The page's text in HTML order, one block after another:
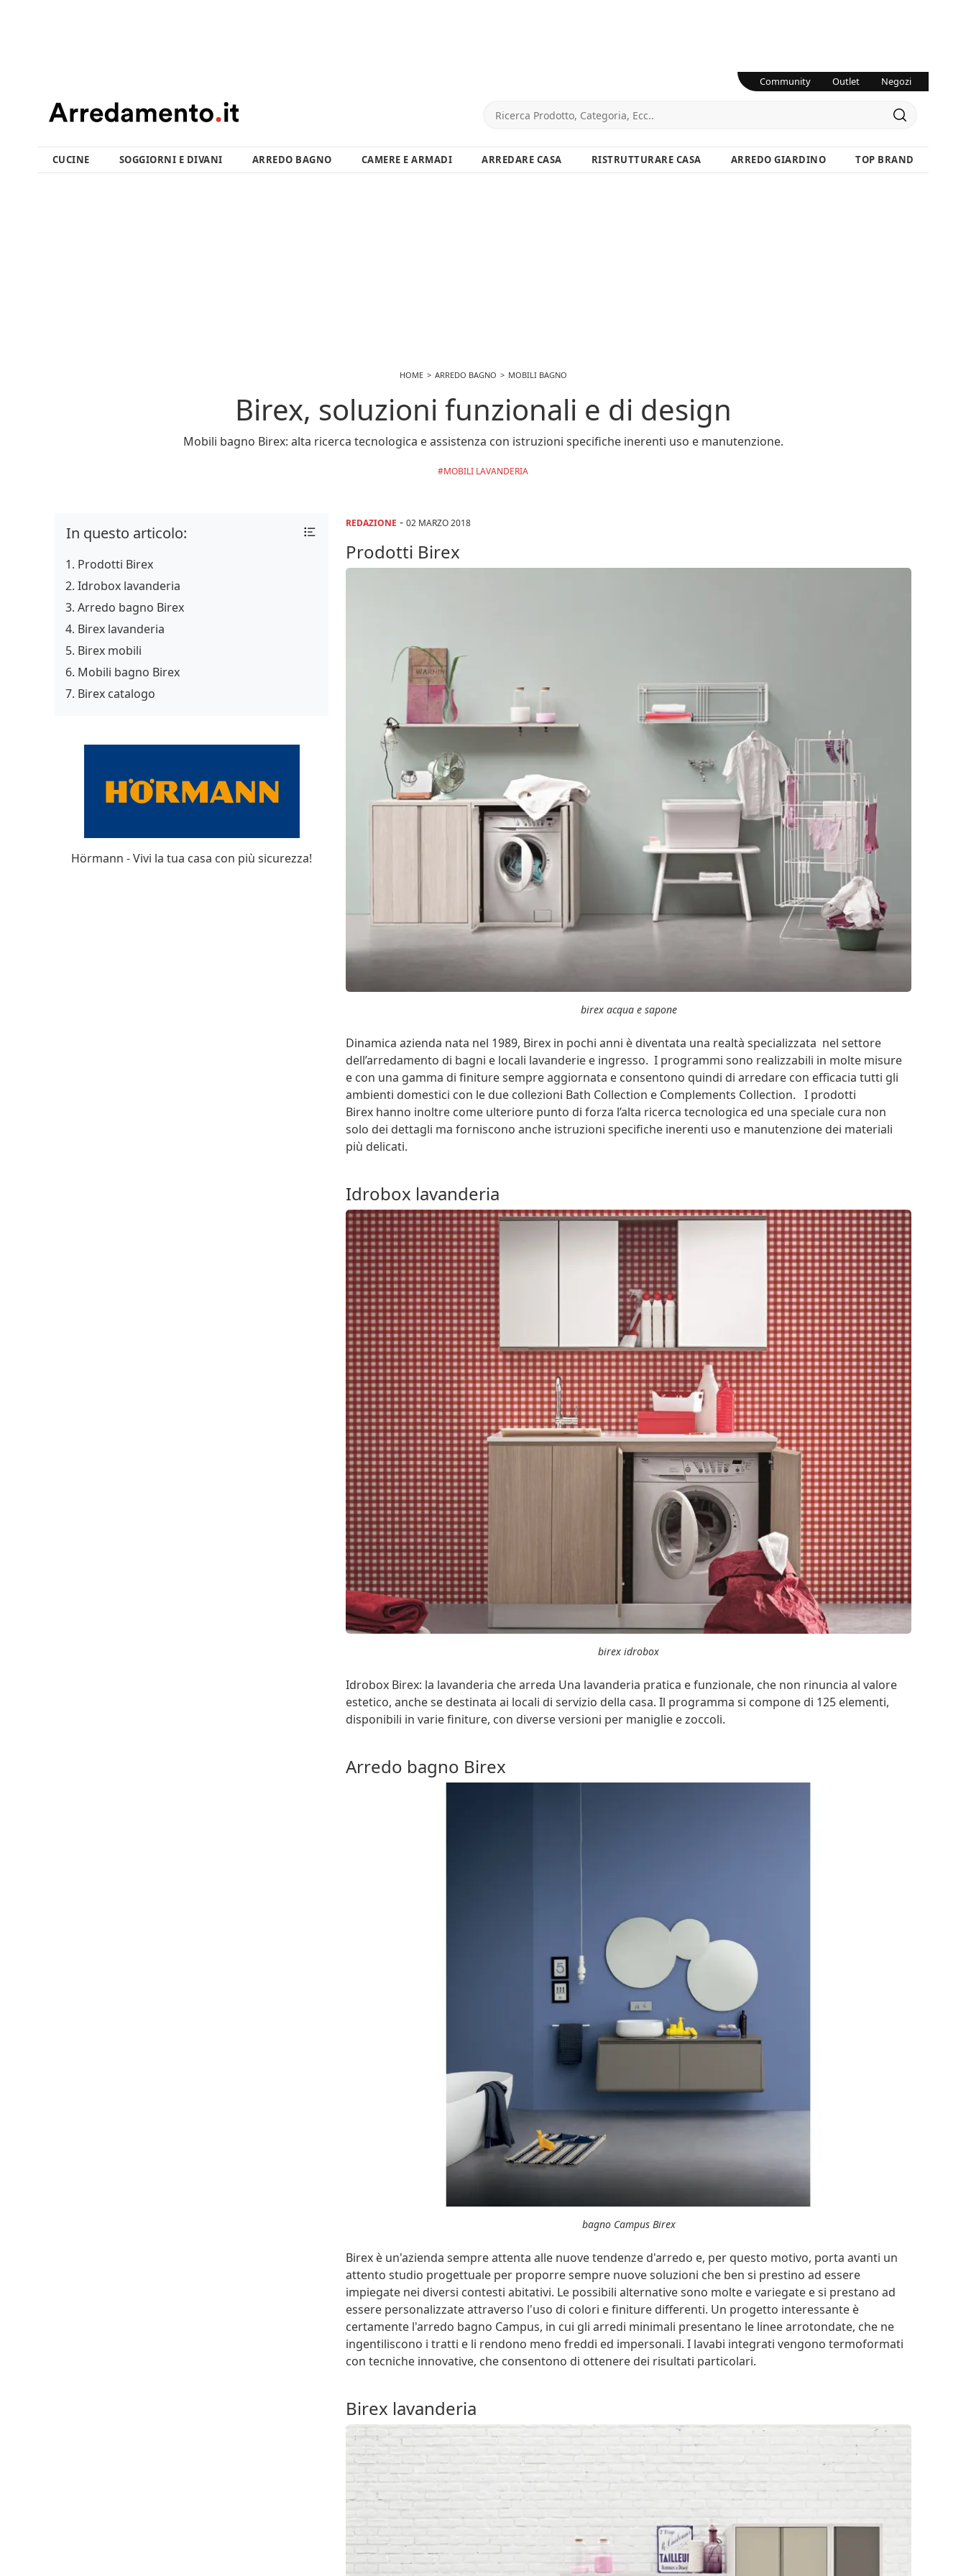
Community Outlet Negozi
CUCINE SOGGIORNI E DIVANI ARREDO BAGNO CAMERE E ARMADI ARREDARE CASA RISTRUTTURARE CASA ARREDO GIARDINO TOP BRAND
HOME ARREDO BAGNO MOBILI BAGNO
Birex, soluzioni funzionali e di design
Mobili bagno Birex: alta ricerca tecnologica e assistenza con istruzioni specifiche inerenti uso e manutenzione.
MOBILI LAVANDERIA
REDAZIONE -02 MARZO 2018
Prodotti Birex
birex acqua e sapone
Dinamica azienda nata nel 1989, Birex in pochi anni è diventata una realtà specializzata nel settore
dell’arredamento di bagni e locali lavanderie e ingresso. I programmi sono realizzabili in molte misure
e con una gamma di finiture sempre aggiornata e consentono quindi di arredare con efficacia tutti gli
ambienti domestici con le due collezioni Bath Collection e Complements Collection. I prodotti
Birex hanno inoltre come ulteriore punto di forza l’alta ricerca tecnologica ed una speciale cura non
solo dei dettagli ma forniscono anche istruzioni specifiche inerenti uso e manutenzione dei materiali
più delicati.
Idrobox lavanderia
birex idrobox
Idrobox Birex: la lavanderia che arreda Una lavanderia pratica e funzionale, che non rinuncia al valore
estetico, anche se destinata ai locali di servizio della casa. Il programma si compone di 125 elementi,
disponibili in varie finiture, con diverse versioni per maniglie e zoccoli.
Arredo bagno Birex
bagno Campus Birex
Birex è un'azienda sempre attenta alle nuove tendenze d'arredo e, per questo motivo, porta avanti un
attento studio progettuale per proporre sempre nuove soluzioni che ben si prestino ad essere
impiegate nei diversi contesti abitativi. Le possibili alternative sono molte e variegate e si prestano ad
essere personalizzate attraverso l'uso di colori e finiture differenti. Un progetto interessante è
certamente l'arredo bagno Campus, in cui gli arredi minimali presentano le linee arrotondate, che ne
ingentiliscono i tratti e li rendono meno freddi ed impersonali. I lavabi integrati vengono termoformati
con tecniche innovative, che consentono di ottenere dei risultati particolari.
Birex lavanderia
In questo articolo:
Prodotti Birex
Idrobox lavanderia
Arredo bagno Birex
Birex lavanderia
Birex mobili
Mobili bagno Birex
Birex catalogo
Hörmann - Vivi la tua casa con più sicurezza!